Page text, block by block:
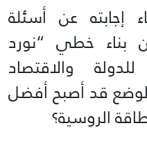
إجابته عن أسئلة
بناء خطي “نورد
والاقتصاد
الوضع قد أصبح أفضل
الروسية؟